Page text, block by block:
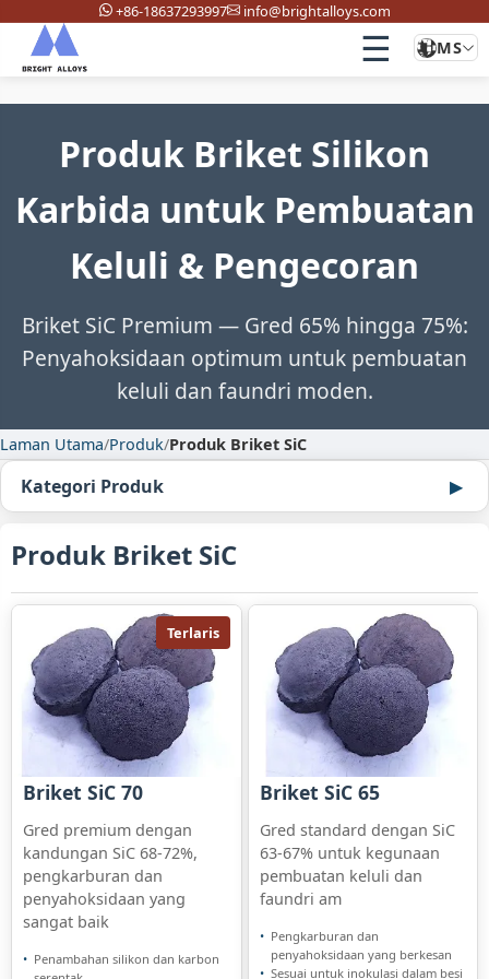
+86-18637293997 info@brightalloys.com
☰ MS
Produk Briket Silikon
Karbida untuk Pembuatan
Keluli & Pengecoran
Briket SiC Premium — Gred 65% hingga 75%:
Penyahoksidaan optimum untuk pembuatan
keluli dan faundri moden.
Laman Utama/Produk/Produk Briket SiC
Kategori Produk
Produk Briket SiC
Terlaris
Briket SiC 70
Gred premium dengan
kandungan SiC 68-72%,
pengkarburan dan
penyahoksidaan yang
sangat baik
Penambahan silikon dan karbon
Briket SiC 65
Gred standard dengan SiC
63-67% untuk kegunaan
pembuatan keluli dan
faundri am
Pengkarburan dan
penyahoksidaan yang berkesan
Sesuai untuk inokulasi dalam besi